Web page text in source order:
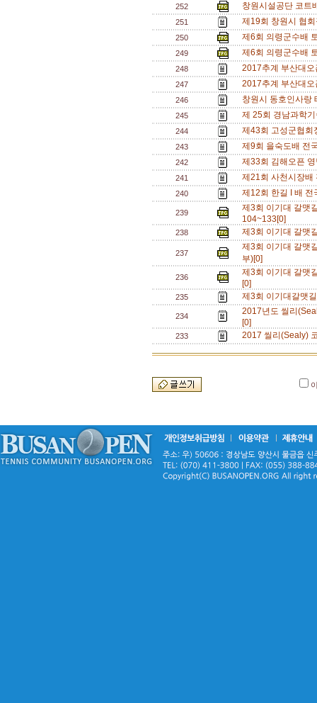
252 창원시설공단 코
251 제19회 창원시 협
250 제6회 의령군수배
249 제6회 의령군수배
248 2017추계 부산대
247 2017추계 부산대
246 창원시 동호인사
245 제 25회 경남과학
244 제43회 고성군협
243 제9회 을숙도배 전
242 제33회 김해오픈
241 제21회 사천시장
240 제12회 한길 I 배
239
제3회 이기대 갈맷
104~133[0]
238 제3회 이기대 갈맷
237
제3회 이기대 갈맷
부)[0]
236
제3회 이기대 갈맷
[0]
235 제3회 이기대갈맷
234
2017년도 씰리
[0]
233 2017 씰리(Sealy)